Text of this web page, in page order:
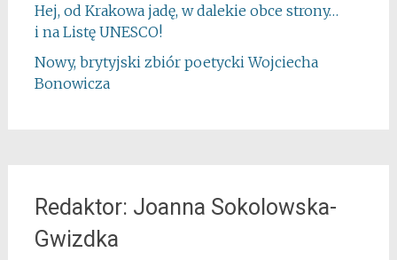
Hej, od Krakowa jadę, w dalekie obce strony…
i na Listę UNESCO!
Nowy, brytyjski zbiór poetycki Wojciecha
Bonowicza
Redaktor: Joanna Sokolowska-
Gwizdka